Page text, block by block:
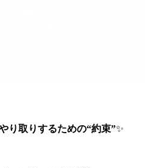
り取りするための“約束”✨